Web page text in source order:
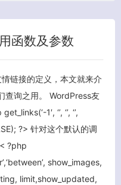
函数及参数
链接的定义，本文就来介
查询之用。 WordPress友
1′, ‘’, ‘’, ‘’,
?> 针对这个默认的调
?php
show_images,
limit,show_updated,
小美